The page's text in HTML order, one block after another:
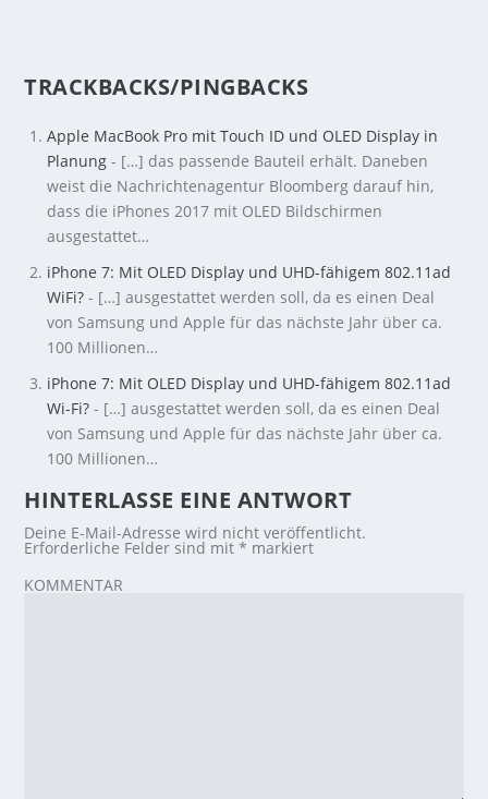
TRACKBACKS/PINGBACKS
Apple MacBook Pro mit Touch ID und OLED Display in
Planung - […] das passende Bauteil erhält. Daneben
weist die Nachrichtenagentur Bloomberg darauf hin,
dass die iPhones 2017 mit OLED Bildschirmen
ausgestattet…
iPhone 7: Mit OLED Display und UHD-fähigem 802.11ad
WiFi? - […] ausgestattet werden soll, da es einen Deal
von Samsung und Apple für das nächste Jahr über ca.
100 Millionen…
iPhone 7: Mit OLED Display und UHD-fähigem 802.11ad
Wi-Fi? - […] ausgestattet werden soll, da es einen Deal
von Samsung und Apple für das nächste Jahr über ca.
100 Millionen…
HINTERLASSE EINE ANTWORT
Deine E-Mail-Adresse wird nicht veröffentlicht.
Erforderliche Felder sind mit* markiert
KOMMENTAR